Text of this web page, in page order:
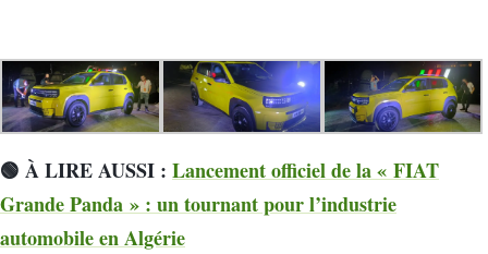
🟢 À LIRE AUSSI : Lancement officiel de la « FIAT
Grande Panda » : un tournant pour l’industrie
automobile en Algérie